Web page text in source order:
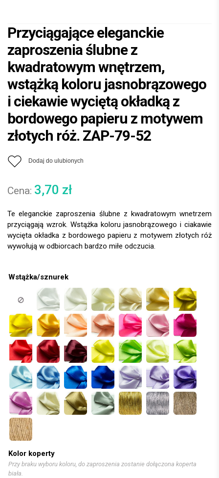
Przyciągające eleganckie
zaproszenia ślubne z
kwadratowym wnętrzem,
wstążką koloru jasnobrązowego
i ciekawie wyciętą okładką z
bordowego papieru z motywem
złotych róż. ZAP-79-52
Dodaj do ulubionych
3,70 zł
Te eleganckie zaproszenia ślubne z kwadratowym wnetrzem
przyciągają wzrok. Wstążka koloru jasnobrązowego i ciakawie
wycięta okładka z bordowego papieru z motywem złotych róż
wywołują w odbiorcach bardzo miłe odczucia.
Wstążka/sznurek
Kolor koperty
Przy braku wyboru koloru, do zaproszenia zostanie dołączona koperta
biała.